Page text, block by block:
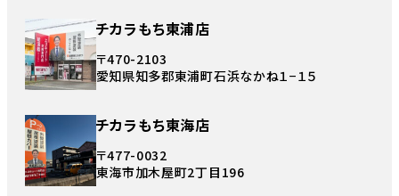
チカラもち東浦店
〒470-2103
愛知県知多郡東浦町石浜なかね１−１５
チカラもち東海店
〒477-0032
東海市加木屋町2丁目196